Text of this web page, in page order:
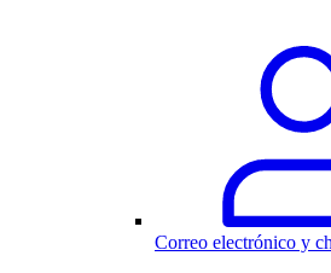
Correo electrónico y